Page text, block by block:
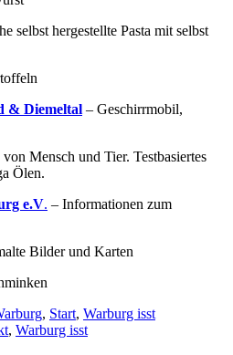
selbst hergestellte Pasta mit selbst
& Diemeltal – Geschirrmobil,
BI
Mensch und Tier. Testbasiertes
Ölen.
e.V. – Informationen zum
Bilder und Karten
, Start, Warburg isst
, Warburg isst